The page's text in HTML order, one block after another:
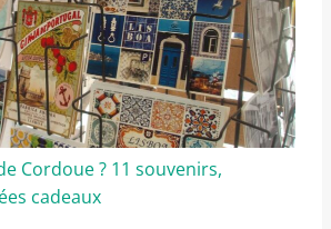
Cordoue ? 11 souvenirs,
cadeaux